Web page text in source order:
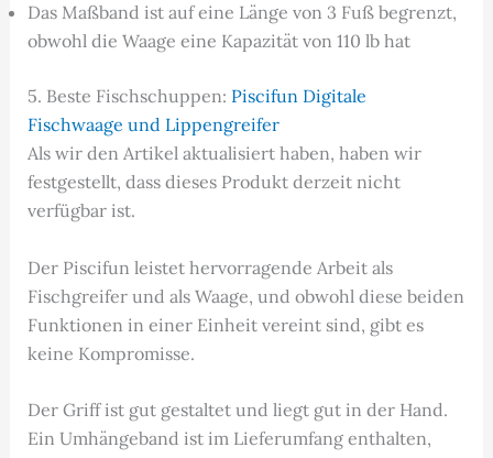
Das Maßband ist auf eine Länge von 3 Fuß begrenzt,
obwohl die Waage eine Kapazität von 110 lb hat
5. Beste Fischschuppen: Piscifun Digitale
Fischwaage und Lippengreifer
Als wir den Artikel aktualisiert haben, haben wir
festgestellt, dass dieses Produkt derzeit nicht
verfügbar ist.
Der Piscifun leistet hervorragende Arbeit als
Fischgreifer und als Waage, und obwohl diese beiden
Funktionen in einer Einheit vereint sind, gibt es
keine Kompromisse.
Der Griff ist gut gestaltet und liegt gut in der Hand.
Ein Umhängeband ist im Lieferumfang enthalten,